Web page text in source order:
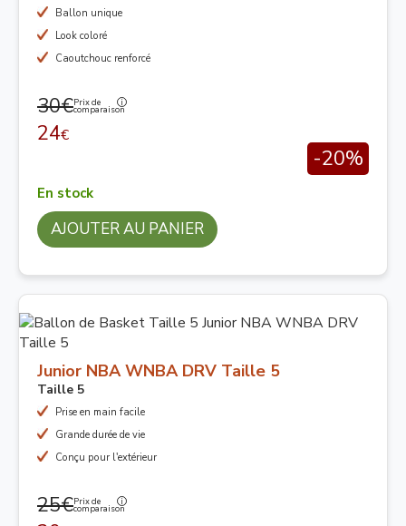
Ballon unique
Look coloré
Caoutchouc renforcé
30€Prix de
comparaison
24€
-20%
En stock
AJOUTER AU PANIER
Junior NBA WNBA DRV Taille 5
Taille 5
Prise en main facile
Grande durée de vie
Conçu pour l'extérieur
25€Prix de
comparaison